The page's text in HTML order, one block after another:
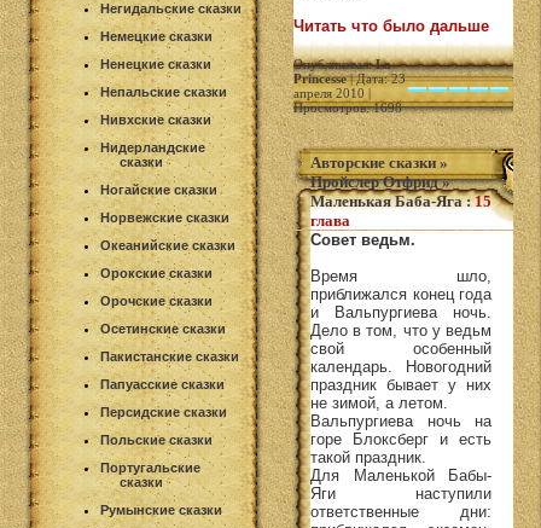
Негидальские сказки
Немецкие сказки
Ненецкие сказки
Непальские сказки
Нивхские сказки
Нидерландские
сказки
Ногайские сказки
Норвежские сказки
Океанийские сказки
Орокские сказки
Орочские сказки
Осетинские сказки
Пакистанские сказки
Папуасские сказки
Персидские сказки
Польские сказки
Португальские
сказки
Румынские сказки
Читать что было дальше
Опубликовал:La
Princesse| Дата: 23
апреля 2010 |
Просмотров: 1698
Авторские сказки »
Пройслер Отфрид»
Маленькая Баба-Яга:15
глава
Совет ведьм.
Время шло,
приближался конец года
и Вальпургиева ночь.
Дело в том, что у ведьм
свой особенный
календарь. Новогодний
праздник бывает у них
не зимой, а летом.
Вальпургиева ночь на
горе Блоксберг и есть
такой праздник.
Для Маленькой Бабы-
Яги наступили
ответственные дни: